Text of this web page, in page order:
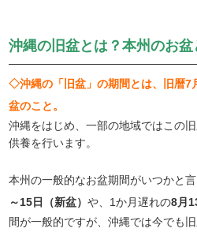
沖縄の旧盆とは？本州のお盆
◇沖縄の「旧盆」の期間とは、旧暦7
盆のこと。
沖縄をはじめ、一部の地域ではこの
供養を行います。
本州の一般的なお盆期間がいつかと
～15日（新盆）や、1か月遅れの8月
間が一般的ですが、沖縄では今でも